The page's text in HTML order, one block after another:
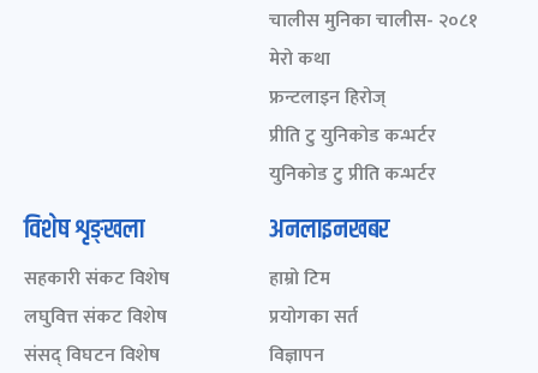
चालीस मुनिका चालीस- २०८१
मेरो कथा
फ्रन्टलाइन हिरोज्
प्रीति टु युनिकोड कन्भर्टर
युनिकोड टु प्रीति कन्भर्टर
विशेष शृङ्खला
सहकारी संकट विशेष
लघुवित्त संकट विशेष
संसद् विघटन विशेष
अनलाइनखबर
हाम्रो टिम
प्रयोगका सर्त
विज्ञापन